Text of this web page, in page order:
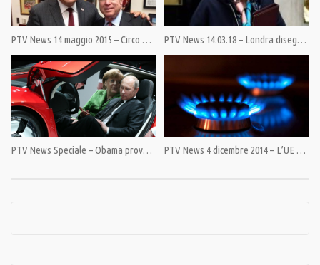
PTV News 14 maggio 2015 – Circo Barnum a Kiev PTV News 14.03.18 – Londra disegna il prologo del grande scontro
PTV News Speciale – Obama provoca Putin. Italia e Germania pagano PTV News 4 dicembre 2014 – L’UE dipende dal gas russo